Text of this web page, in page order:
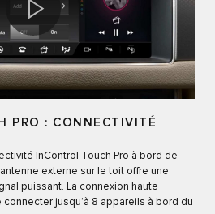
PRO : CONNECTIVITÉ
InControl Touch Pro à bord de
externe sur le toit offre une
puissant. La connexion haute
jusqu’à 8 appareils à bord du